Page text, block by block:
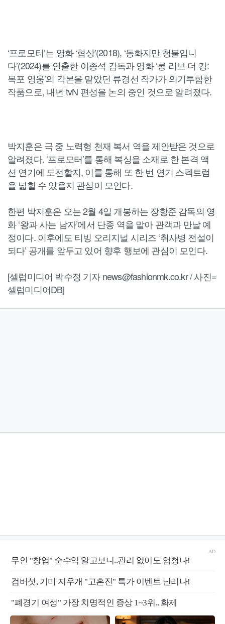
‘프로모터’는 영화 ‘협상’(2018), ‘동화지만 청불입니
다’(2024)를 연출한 이종석 감독과 영화 ‘롱 리브 더 킹:
목포 영웅’의 각본을 맡았던 류경선 작가가 의기투합한
작품으로, 내년 tvN 편성을 논의 중인 것으로 알려졌다.
박지훈은 극 중 노력형 천재 복서 역을 제안받은 것으로
알려졌다. ‘프로모터’를 통해 복싱을 소재로 한 본격 액
션 연기에 도전할지, 이를 통해 또 한 번 연기 스펙트럼
을 넓힐 수 있을지 관심이 모인다.
한편 박지훈은 오는 2월 4일 개봉하는 장항준 감독의 영
화 ‘왕과 사는 남자’에서 단종 역을 맡아 관객과 만날 예
정이다. 이후에도 티빙 오리지널 시리즈 ‘취사병 전설이
되다’ 공개를 앞두고 있어 향후 행보에 관심이 모인다.
[셀럽미디어 박수정 기자 news@fashionmk.co.kr / 사진=
셀럽미디어DB]